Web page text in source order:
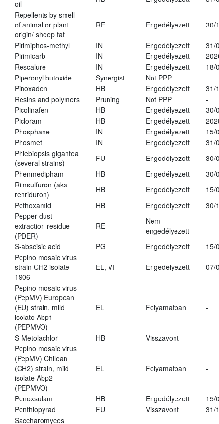
oil
Repellents by smell
of animal or plant
origin/ sheep fat
RE Engedélyezett 30/
Pirimiphos-methyl IN Engedélyezett
31/
Pirimicarb
IN Engedélyezett
Rescalure
IN Engedélyezett
18/
Piperonyl butoxide
Synergist Not PPP
-
Pinoxaden
HB Engedélyezett
31/
Resins and polymers
Pruning Not PPP
-
Picolinafen
HB Engedélyezett
30/
Picloram
HB Engedélyezett
Phosphane
IN Engedélyezett
15/
Phosmet
IN Engedélyezett
31/
Phlebiopsis gigantea
(several strains)
FU Engedélyezett
30/
Phenmedipham
HB Engedélyezett
30/
Rimsulfuron (aka
renriduron)
HB Engedélyezett
15/
Pethoxamid
HB Engedélyezett
30/
Pepper dust
extraction residue
(PDER)
RE
Nem
engedélyezett
S-abscisic acid
PG Engedélyezett
15/
Pepino mosaic virus
strain CH2 isolate
1906
EL, VI Engedélyezett 07/
Pepino mosaic virus
(PepMV) European
(EU) strain, mild
isolate Abp1
(PEPMVO)
EL Folyamatban -
S-Metolachlor HB
Visszavont
Pepino mosaic virus
(PepMV) Chilean
(CH2) strain, mild
isolate Abp2
(PEPMVO)
EL Folyamatban -
Penoxsulam HB Engedélyezett
15/
Penthiopyrad
FU Visszavont
31/
Saccharomyces